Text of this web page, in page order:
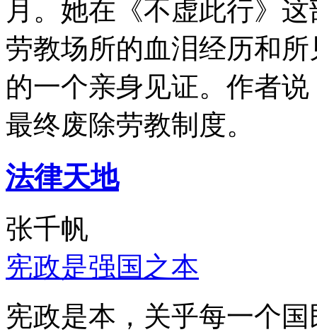
月。她在《不虚此行》
劳教场所的血泪经历和
的一个亲身见证。作者
最终废除劳教制度。
法律天地
张千帆
宪政是强国之本
宪政是本，关乎每一个